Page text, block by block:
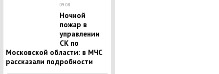
09:08
Ночной
пожар в
управлении
СК по
Московской области: в МЧС
рассказали подробности